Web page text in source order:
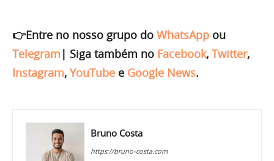
👉Entre no nosso grupo do WhatsApp ou
Telegram | Siga também no Facebook, Twitter,
Instagram, YouTube e Google News.
Bruno Costa
https://bruno-costa.com